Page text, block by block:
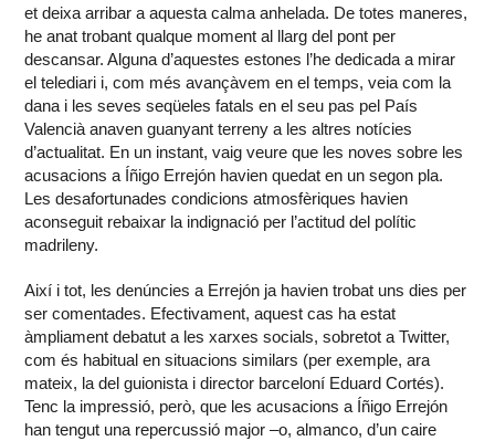
et deixa arribar a aquesta calma anhelada. De totes maneres,
he anat trobant qualque moment al llarg del pont per
descansar. Alguna d’aquestes estones l’he dedicada a mirar
el telediari i, com més avançàvem en el temps, veia com la
dana i les seves seqüeles fatals en el seu pas pel País
Valencià anaven guanyant terreny a les altres notícies
d’actualitat. En un instant, vaig veure que les noves sobre les
acusacions a Íñigo Errejón havien quedat en un segon pla.
Les desafortunades condicions atmosfèriques havien
aconseguit rebaixar la indignació per l’actitud del polític
madrileny.
Així i tot, les denúncies a Errejón ja havien trobat uns dies per
ser comentades. Efectivament, aquest cas ha estat
àmpliament debatut a les xarxes socials, sobretot a Twitter,
com és habitual en situacions similars (per exemple, ara
mateix, la del guionista i director barceloní Eduard Cortés).
Tenc la impressió, però, que les acusacions a Íñigo Errejón
han tengut una repercussió major –o, almanco, d’un caire